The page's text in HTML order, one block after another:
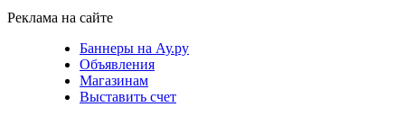
Реклама на сайте
Баннеры на Ау.ру
Объявления
Магазинам
Выставить счет